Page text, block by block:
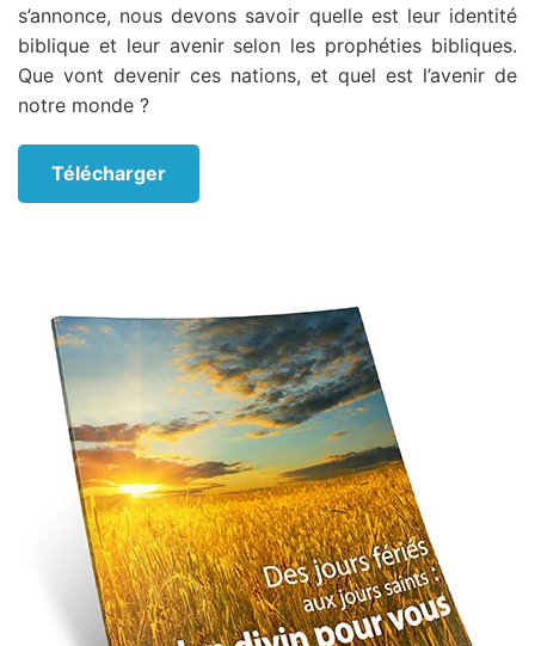
s’annonce, nous devons savoir quelle est leur identité
biblique et leur avenir selon les prophéties bibliques.
Que vont devenir ces nations, et quel est l’avenir de
notre monde ?
Télécharger